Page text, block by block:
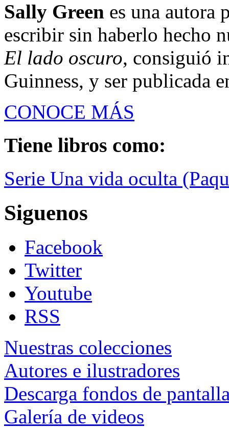
Sally Green es una autora
escribir sin haberlo hecho
El lado oscuro, consiguió
Guinness, y ser publicada
CONOCE MÁS
Tiene libros como:
Serie Una vida oculta
Siguenos
Facebook
Twitter
Youtube
RSS
Nuestras colecciones
Autores e ilustradores
Descarga fondos de
Galería de videos